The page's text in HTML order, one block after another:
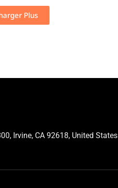
Plus
Irvine, CA 92618, United States